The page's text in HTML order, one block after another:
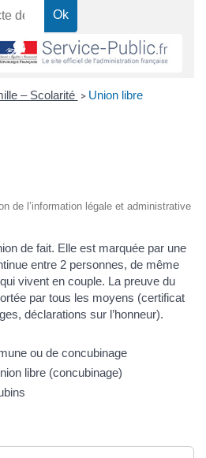
– Scolarité > Union libre
de l’information légale et administrative
de fait. Elle est marquée par une
entre 2 personnes, de même
vivent en couple. La preuve du
par tous les moyens (certificat
déclarations sur l’honneur).
ou de concubinage
libre (concubinage)